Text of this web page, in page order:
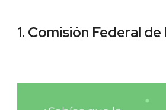
1. Comisión Federal